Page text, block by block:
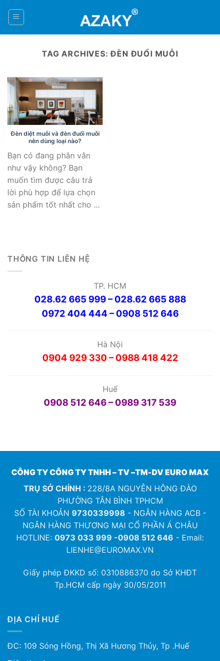
TAG ARCHIVES:ĐÈN ĐUỔI MUỖI
Đèn diệt muỗi và đèn đuổi muỗi
nên dùng loại nào?
Bạn có đang phân vân
như vậy không? Bạn
muốn tìm được câu trả
lời phù hợp để lựa chọn
sản phẩm tốt nhất cho ...
THÔNG TIN LIÊN HỆ
TP. HCM
028.62 665 999 – 028.62 665 888
0972 404 444 – 0908 512 646
Hà Nội
0904 929 330 – 0988 418 422
Huế
0908 512 646 – 0989 317 539
CÔNG TY CÔNG TY TNHH – TV –TM-DV EURO MAX
TRỤ SỞ CHÍNH : 228/8A NGUYỄN HÔNG ĐÀO
PHƯỜNG TÂN BÌNH TPHCM
SỐ TÀI KHOẢN 9730339998 - NGÂN HÀNG ACB -
NGÂN HÀNG THƯƠNG MẠI CỔ PHẦN Á CHÂU
HOTLINE: 0973 033 999 -0908 512 646 - Email:
LIENHE@EUROMAX.VN
Giấy phép ĐKKD số: 0310886370 do Sở KHĐT
Tp.HCM cấp ngày 30/05/2011
ĐỊA CHỈ HUẾ
ĐC: 109 Sóng Hồng, Thị Xã Hương Thủy, Tp .Huế